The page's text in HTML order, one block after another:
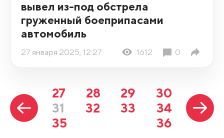
вывел из-под обстрела
груженный боеприпасами
автомобиль
27 января 2025, 12:27 1612 0
27 28 29
30
31
32 33
34
35
36